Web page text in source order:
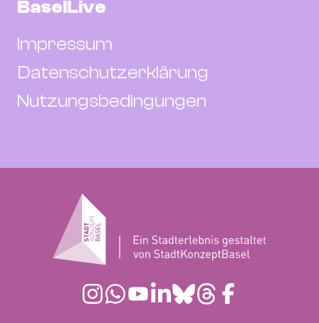
BaselLive
Impressum
Datenschutzerklärung
Nutzungsbedingungen